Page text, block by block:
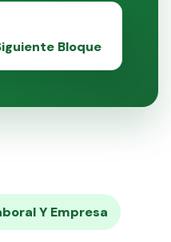
Bloque
Y Empresa